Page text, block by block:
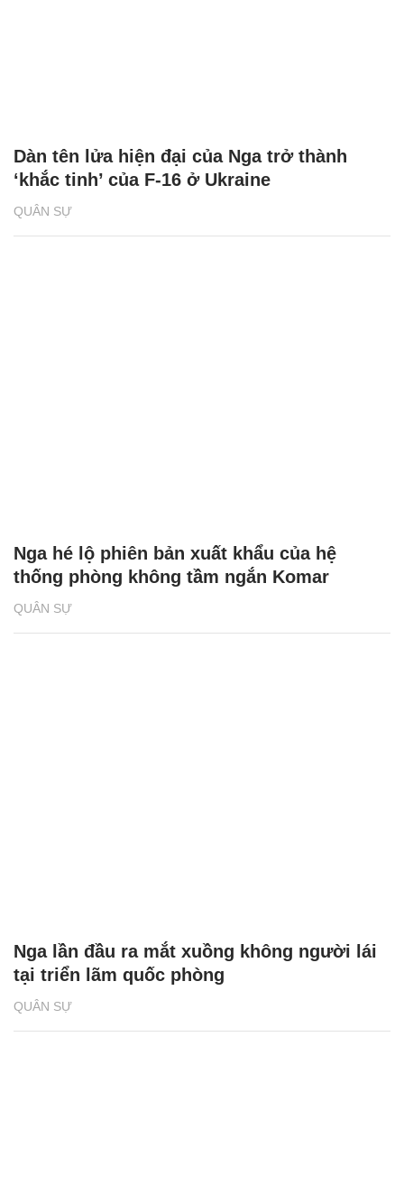
QUÂN SỰ
Dàn tên lửa hiện đại của Nga trở thành
‘khắc tinh’ của F-16 ở Ukraine
QUÂN SỰ
Nga hé lộ phiên bản xuất khẩu của hệ
thống phòng không tầm ngắn Komar
QUÂN SỰ
Nga lần đầu ra mắt xuồng không người lái
tại triển lãm quốc phòng